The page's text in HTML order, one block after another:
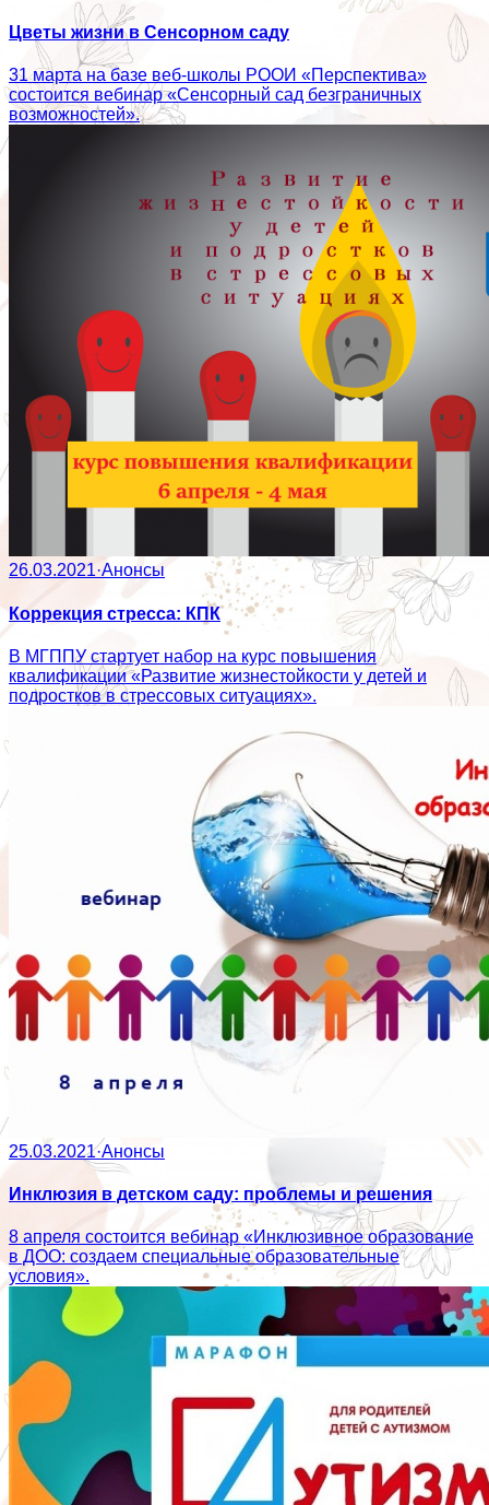
Цветы жизни в Сенсорном саду
31 марта на базе веб-школы РООИ «Перспектива»
состоится вебинар «Сенсорный сад безграничных
возможностей».
26.03.2021·Анонсы
Коррекция стресса: КПК
В МГППУ стартует набор на курс повышения
квалификации «Развитие жизнестойкости у детей и
подростков в стрессовых ситуациях».
25.03.2021·Анонсы
Инклюзия в детском саду: проблемы и решения
8 апреля состоится вебинар «Инклюзивное образование
в ДОО: создаем специальные образовательные
условия».